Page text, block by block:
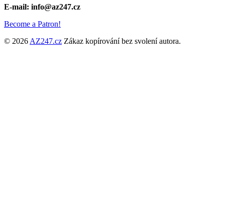
E-mail: info@az247.cz
Become a Patron!
© 2026 AZ247.cz Zákaz kopírování bez svolení autora.